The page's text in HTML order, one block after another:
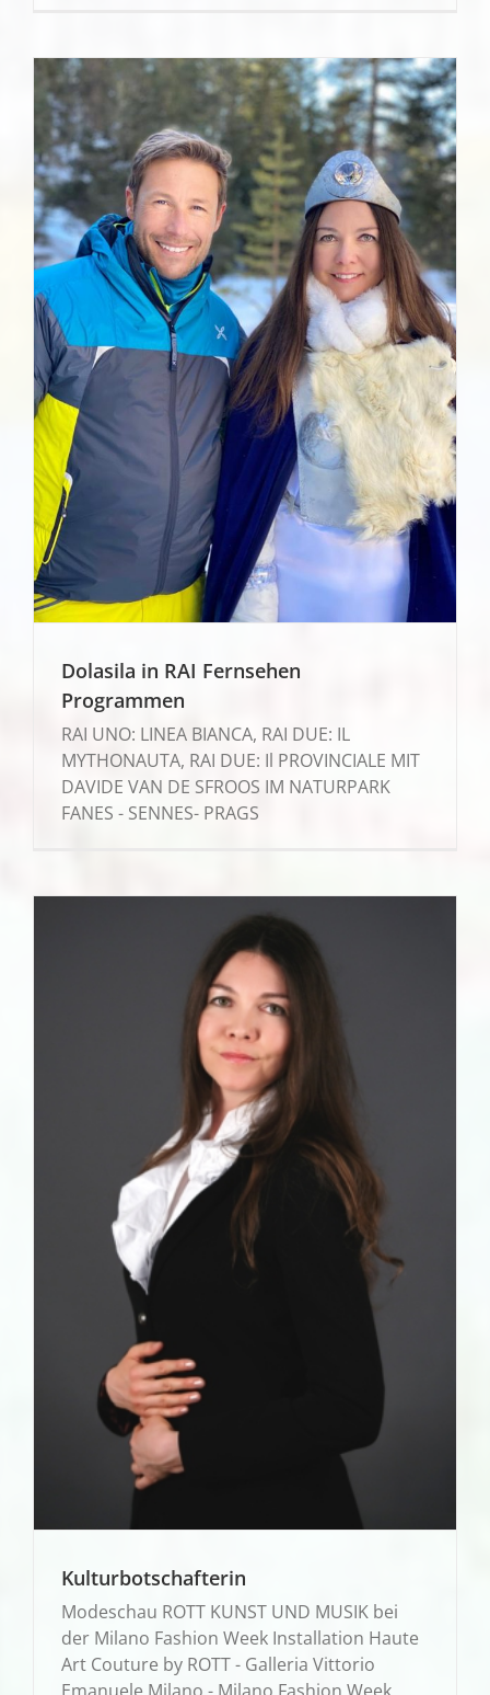
Dolasila in RAI Fernsehen
Programmen
RAI UNO: LINEA BIANCA, RAI DUE: IL
MYTHONAUTA, RAI DUE: Il PROVINCIALE MIT
DAVIDE VAN DE SFROOS IM NATURPARK
FANES - SENNES- PRAGS
Kulturbotschafterin
Modeschau ROTT KUNST UND MUSIK bei
der Milano Fashion Week Installation Haute
Art Couture by ROTT - Galleria Vittorio